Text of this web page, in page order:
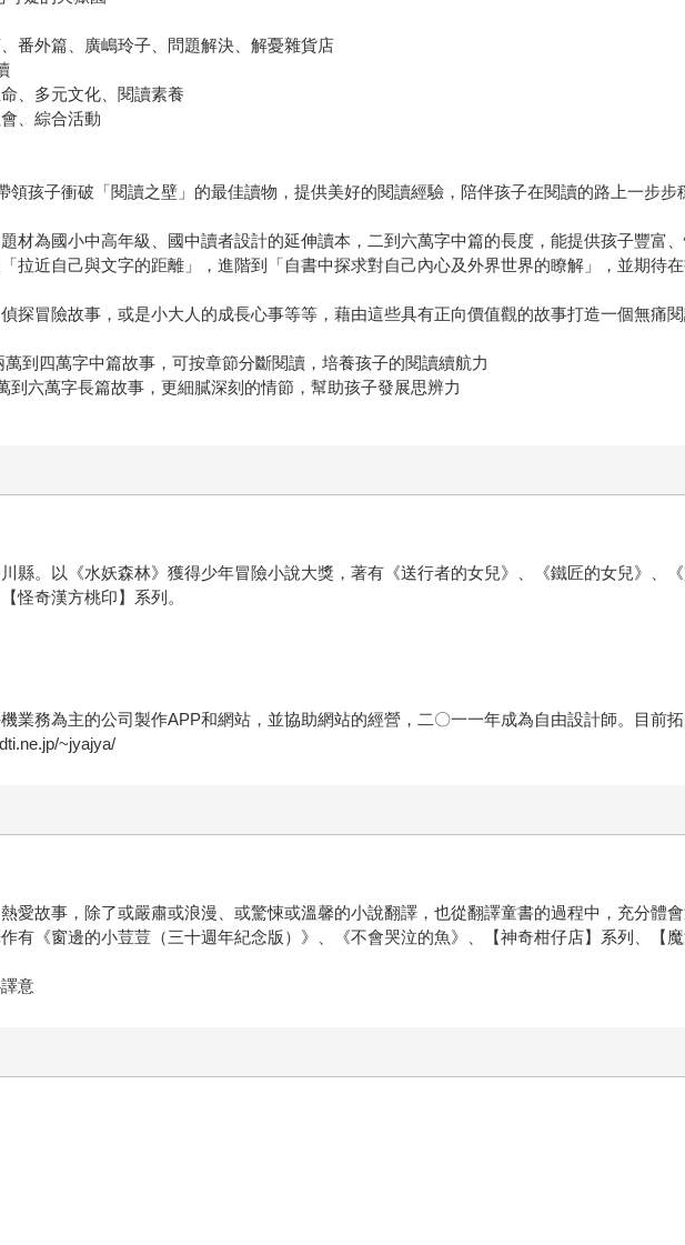
番外篇、廣嶋玲子、問題解決、解憂雜貨店
、多元文化、閱讀素養
、綜合活動
領孩子衝破「閱讀之壁」的最佳讀物，提供美好的閱讀經驗，陪伴孩子在閱讀的路上一步步
材為國小中高年級、國中讀者設計的延伸讀本，二到六萬字中篇的長度，能提供孩子豐富
拉近自己與文字的距離」，進階到「自書中探求對自己內心及外界世界的瞭解」，並期待在
探冒險故事，或是小大人的成長心事等等，藉由這些具有正向價值觀的故事打造一個無痛
到四萬字中篇故事，可按章節分斷閱讀，培養孩子的閱讀續航力
到六萬字長篇故事，更細膩深刻的情節，幫助孩子發展思辨力
縣。以《水妖森林》獲得少年冒險小說大獎，著有《送行者的女兒》、《鐵匠的女兒》、
怪奇漢方桃印】系列。
業務為主的公司製作APP和網站，並協助網站的經營，二〇一一年成為自由設計師。目前
~jyajya/
愛故事，除了或嚴肅或浪漫、或驚悚或溫馨的小說翻譯，也從翻譯童書的過程中，充分體
有《窗邊的小荳荳（三十週年紀念版）》、《不會哭泣的魚》、【神奇柑仔店】系列、【
意